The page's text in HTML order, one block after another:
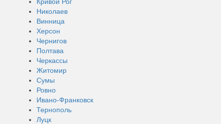
Николаев
Винница
Херсон
Чернигов
Полтава
Черкассы
Житомир
Сумы
Ровно
Ивано-Франковск
Тернополь
Луцк